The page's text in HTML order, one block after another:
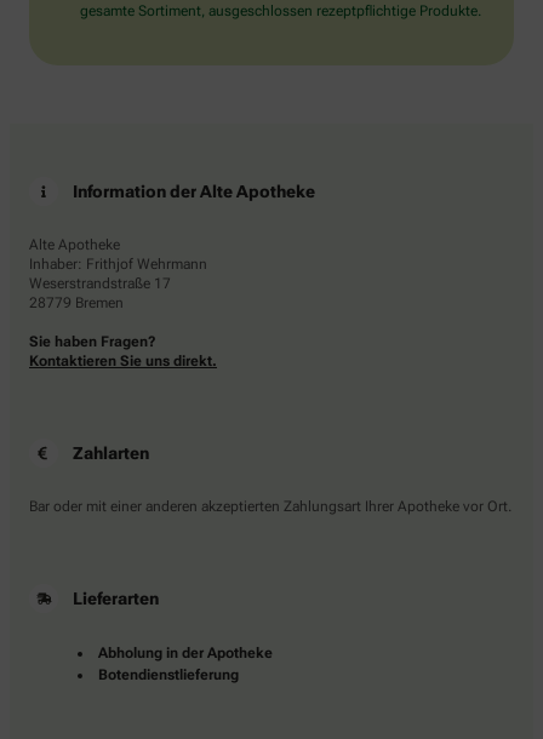
gesamte Sortiment, ausgeschlossen rezeptpflichtige Produkte.
Information der Alte Apotheke
Alte Apotheke
Inhaber: Frithjof Wehrmann
Weserstrandstraße 17
28779 Bremen
Sie haben Fragen?
Kontaktieren Sie uns direkt.
Zahlarten
Bar oder mit einer anderen akzeptierten Zahlungsart Ihrer Apotheke vor Ort.
Lieferarten
Abholung in der Apotheke
Botendienstlieferung